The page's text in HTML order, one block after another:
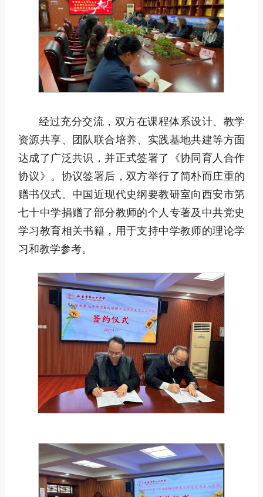
经过充分交流，双方在课程体系设计、教学
资源共享、团队联合培养、实践基地共建等方面
达成了广泛共识，并正式签署了《协同育人合作
协议》。协议签署后，双方举行了简朴而庄重的
赠书仪式。中国近现代史纲要教研室向西安市第
七十中学捐赠了部分教师的个人专著及中共党史
学习教育相关书籍，用于支持中学教师的理论学
习和教学参考。